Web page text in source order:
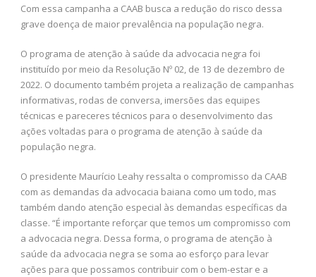
Com essa campanha a CAAB busca a redução do risco dessa
grave doença de maior prevalência na população negra.
O programa de atenção à saúde da advocacia negra foi
instituído por meio da Resolução Nº 02, de 13 de dezembro de
2022. O documento também projeta a realização de campanhas
informativas, rodas de conversa, imersões das equipes
técnicas e pareceres técnicos para o desenvolvimento das
ações voltadas para o programa de atenção à saúde da
população negra.
O presidente Maurício Leahy ressalta o compromisso da CAAB
com as demandas da advocacia baiana como um todo, mas
também dando atenção especial às demandas específicas da
classe. “É importante reforçar que temos um compromisso com
a advocacia negra. Dessa forma, o programa de atenção à
saúde da advocacia negra se soma ao esforço para levar
ações para que possamos contribuir com o bem-estar e a